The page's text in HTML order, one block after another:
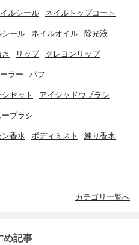
ルシール ネイルトップコート
シール ネイルオイル 除光液
リップ クレヨンリップ
ラー パフ
セット アイシャドウブラシ
ブラシ
ン香水 ボディミスト 練り香水
カテゴリ一覧へ
め記事